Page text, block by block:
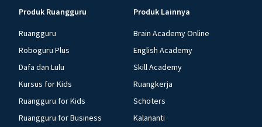
Produk Ruangguru
Ruangguru
Roboguru Plus
Dafa dan Lulu
Kursus for Kids
Ruangguru for Kids
Ruangguru for Business
Produk Lainnya
Brain Academy Online
English Academy
Skill Academy
Ruangkerja
Schoters
Kalananti